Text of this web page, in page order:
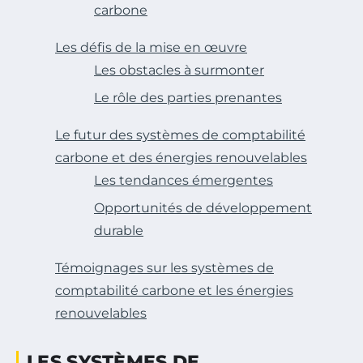
carbone
Les défis de la mise en œuvre
Les obstacles à surmonter
Le rôle des parties prenantes
Le futur des systèmes de comptabilité
carbone et des énergies renouvelables
Les tendances émergentes
Opportunités de développement
durable
Témoignages sur les systèmes de
comptabilité carbone et les énergies
renouvelables